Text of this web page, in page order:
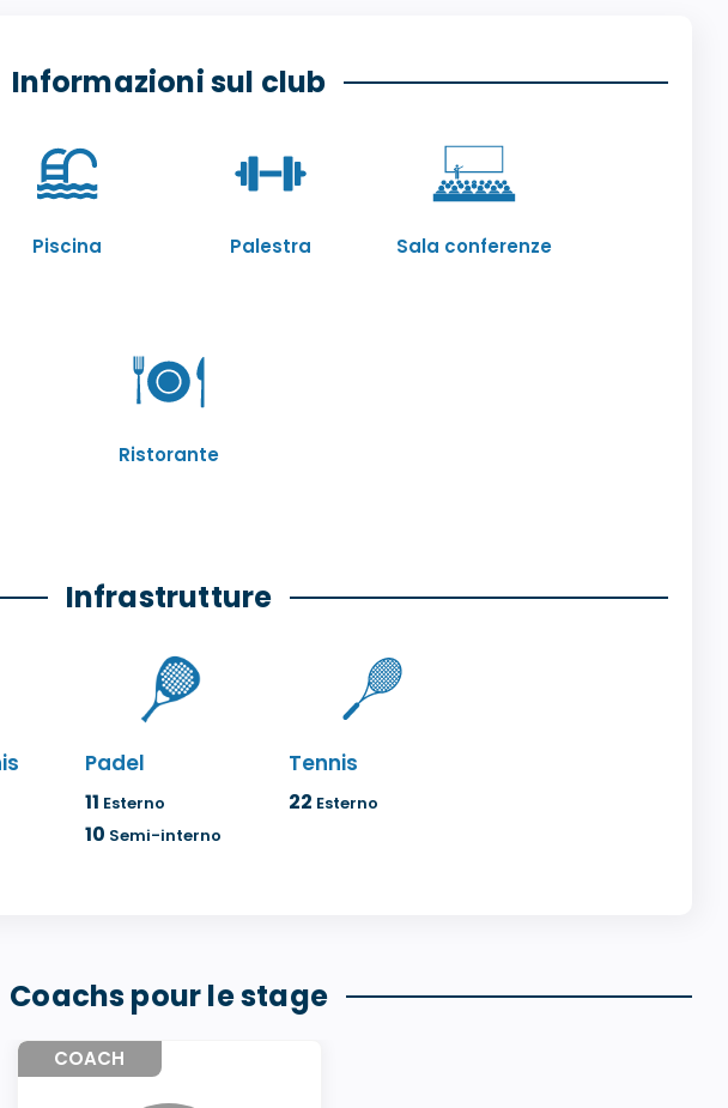
Informazioni sul club
Piscina Palestra Sala conferenze
Ristorante
Infrastrutture
Padel
11 Esterno
10 Semi-interno
Tennis
22 Esterno
Coachs pour le stage
COACH